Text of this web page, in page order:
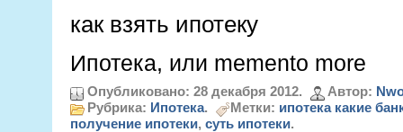
как взять ипотеку
Ипотека, или memento more
Опубликовано: 28 декабря 2012. Автор:
Рубрика: Ипотека. Метки: ипотека какие
получение ипотеки, суть ипотеки.